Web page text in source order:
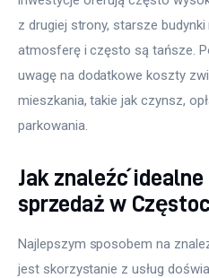
z drugiej strony, starsze
atmosferę i często są tańsze.
uwagę na dodatkowe koszty
mieszkania, takie jak czynsz,
parkowania.
Jak znaleźć
sprzedaż w
Najlepszym sposobem na
jest skorzystanie z usług